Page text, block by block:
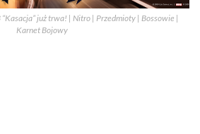
“Kasacja” już trwa! | Nitro | Przedmioty | Bossowie |
Karnet Bojowy